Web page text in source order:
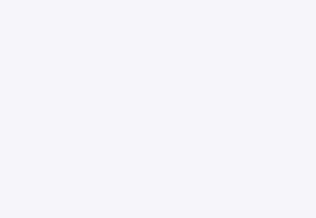
kan
hvis de
en
handel
anført
futures,
hver
vi din